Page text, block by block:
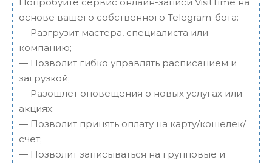
основе вашего собственного Telegram-бота:
— Разгрузит мастера, специалиста или
компанию;
— Позволит гибко управлять расписанием и
загрузкой;
— Разошлет оповещения о новых услугах или
акциях;
— Позволит принять оплату на карту/кошелек/
счет;
— Позволит записываться на групповые и